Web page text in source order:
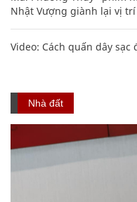
Nhật Vượng giành lại vị
Video: Cách quấn dây
Nhà đất